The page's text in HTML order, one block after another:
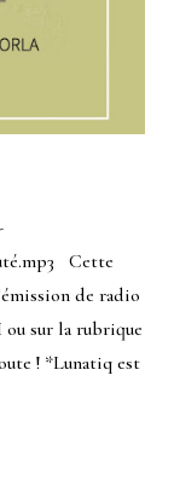
Cette
de radio
sur la rubrique
! *Lunatiq est